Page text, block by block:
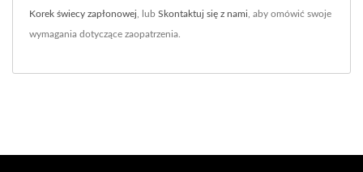
Korek świecy zapłonowej , lub Skontaktuj się z nami , aby omówić swoje
wymagania dotyczące zaopatrzenia.